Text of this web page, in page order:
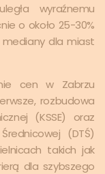
wyraźnemu
o około 25-30%
mediany dla miast
cen w Zabrzu
rozbudowa
(KSSE) oraz
(DTŚ)
takich jak
dla szybszego